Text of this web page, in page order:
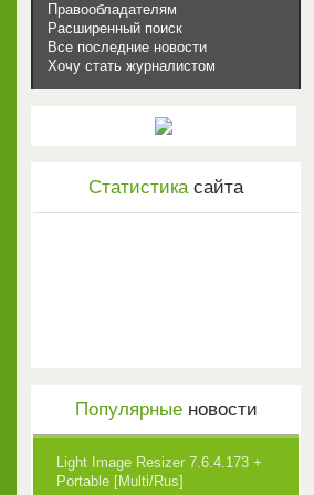
Правообладателям
Расширенный поиск
Все последние новости
Хочу стать журналистом
Статистикасайта
Популярныеновости
Light Image Resizer 7.6.4.173 +
Portable [Multi/Rus]